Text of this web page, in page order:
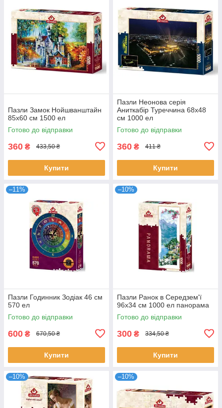
Пазли Замок Нойшванштайн
85х60 см 1500 ел
Готово до відправки
360 ₴ 433,50 ₴
Купити
Пазли Неонова серія
Аниткабір Туреччина 68х48
см 1000 ел
Готово до відправки
360 ₴ 411 ₴
Купити
–11%
Пазли Годинник Зодіак 46 см
570 ел
Готово до відправки
600 ₴ 670,50 ₴
Купити
–10%
Пазли Ранок в Середзем'ї
96х34 см 1000 ел панорама
Готово до відправки
300 ₴ 334,50 ₴
Купити
–10% –10%